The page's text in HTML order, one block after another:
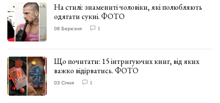
На стилі: знамениті чоловіки, які полюбляють
одягати сукні. ФОТО
08 Березня 1
Що почитати: 15 інтригуючих книг, від яких
важко відірватись. ФОТО
03 Січня 1